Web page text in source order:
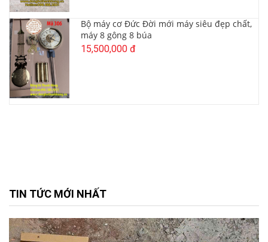
Bộ máy cơ Đức Đời mới máy siêu đẹp chất,
máy 8 gông 8 búa
15,500,000 đ
TIN TỨC MỚI NHẤT